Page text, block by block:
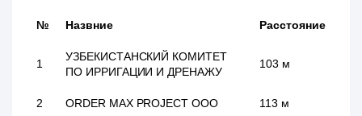
№ Назвние Расстояние
1
УЗБЕКИСТАНСКИЙ КОМИТЕТ
ПО ИРРИГАЦИИ И ДРЕНАЖУ
103 м
2 ORDER MAX PROJECT ООО 113 м